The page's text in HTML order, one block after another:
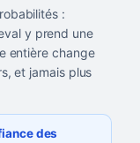
:
y prend une
entière change
et jamais plus
des